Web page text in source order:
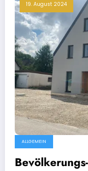
19. August 2024
ALLGEMEIN